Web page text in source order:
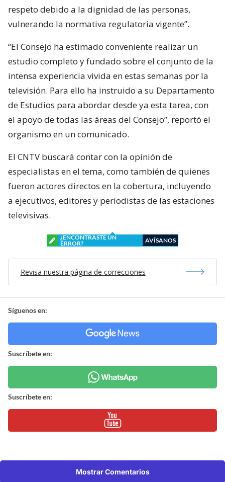
respeto debido a la dignidad de las personas,
vulnerando la normativa regulatoria vigente”.
“El Consejo ha estimado conveniente realizar un
estudio completo y fundado sobre el conjunto de la
intensa experiencia vivida en estas semanas por la
televisión. Para ello ha instruido a su Departamento
de Estudios para abordar desde ya esta tarea, con
el apoyo de todas las áreas del Consejo”, reportó el
organismo en un comunicado.
El CNTV buscará contar con la opinión de
especialistas en el tema, como también de quienes
fueron actores directos en la cobertura, incluyendo
a ejecutivos, editores y periodistas de las estaciones
televisivas.
¿ENCONTRASTE UN
ERROR?
AVÍSANOS
Revisa nuestra página de correcciones
Síguenos en:
Suscríbete en:
Suscríbete en:
Mostrar Comentarios